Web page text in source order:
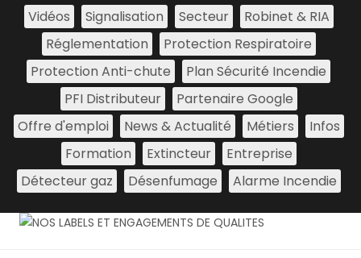
Vidéos Signalisation Secteur
Robinet & RIA
Réglementation
Protection Respiratoire
Protection Anti-chute
Plan Sécurité Incendie
PFI Distributeur
Partenaire Google
Offre d'emploi
News & Actualité Métiers
Infos
Formation
Extincteur
Entreprise
Détecteur gaz
Désenfumage Alarme Incendie